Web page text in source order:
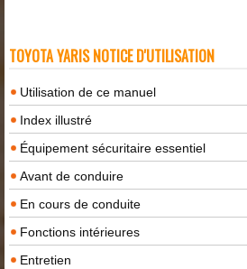
TOYOTA YARIS NOTICE D'UTILISATION
Utilisation de ce manuel
Index illustré
Équipement sécuritaire essentiel
Avant de conduire
En cours de conduite
Fonctions intérieures
Entretien